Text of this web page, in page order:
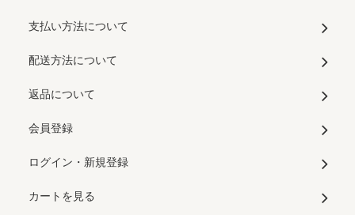
支払い方法について
配送方法について
返品について
会員登録
ログイン・新規登録
カートを見る